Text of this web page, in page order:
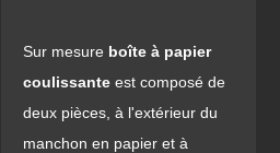
Sur mesure boîte à papier
coulissante est composé de
deux pièces, à l'extérieur du
manchon en papier et à